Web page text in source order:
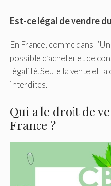
Est-ce légal de vendre du
En France, comme dans
possible d’acheter et de
légalité. Seule la vente et
interdites.
Qui a le droit de
France ?